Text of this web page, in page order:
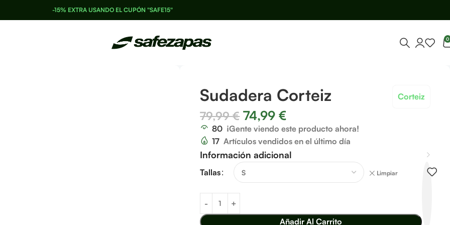
-15% EXTRA USANDO EL CUPÓN "SAFE15"
0
Sudadera Corteiz Corteiz
79,99€ 74,99€
80 ¡Gente viendo este producto ahora!
17 Artículos vendidos en el último día
Información adicional
Tallas Limpiar
Añadir Al Carrito